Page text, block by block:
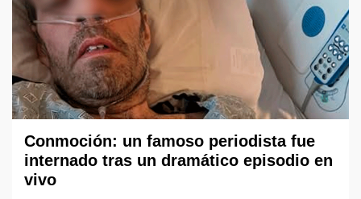
Conmoción: un famoso periodista fue
internado tras un dramático episodio en
vivo